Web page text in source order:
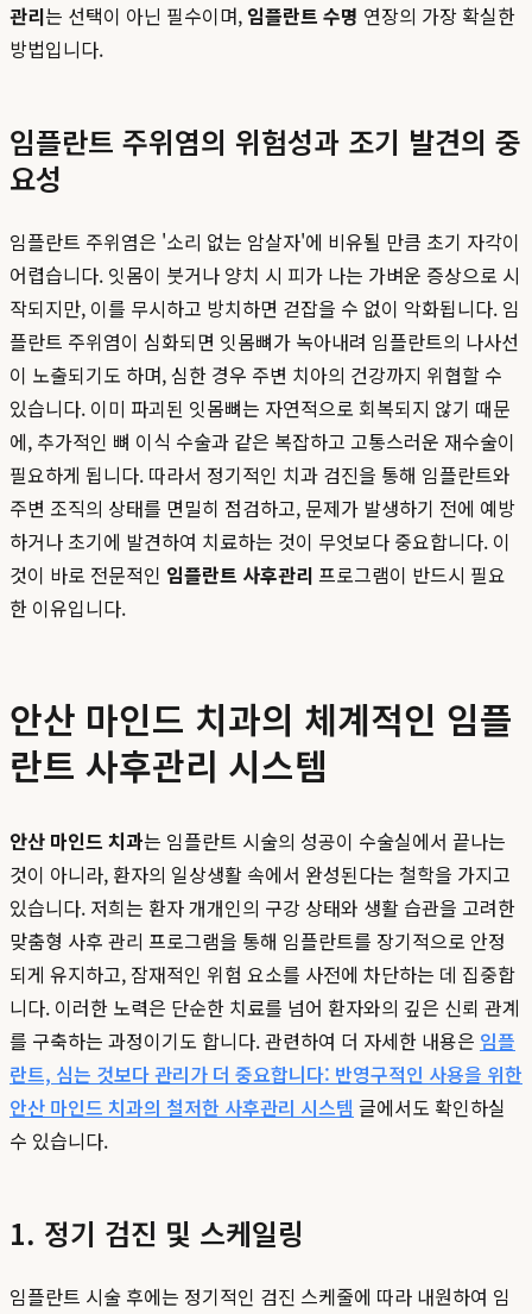
관리는 선택이 아닌 필수이며, 임플란트 수명 연장의 가장 확실한
방법입니다.
임플란트 주위염의 위험성과 조기 발견의 중
요성
임플란트 주위염은 '소리 없는 암살자'에 비유될 만큼 초기 자각이
어렵습니다. 잇몸이 붓거나 양치 시 피가 나는 가벼운 증상으로 시
작되지만, 이를 무시하고 방치하면 걷잡을 수 없이 악화됩니다. 임
플란트 주위염이 심화되면 잇몸뼈가 녹아내려 임플란트의 나사선
이 노출되기도 하며, 심한 경우 주변 치아의 건강까지 위협할 수
있습니다. 이미 파괴된 잇몸뼈는 자연적으로 회복되지 않기 때문
에, 추가적인 뼈 이식 수술과 같은 복잡하고 고통스러운 재수술이
필요하게 됩니다. 따라서 정기적인 치과 검진을 통해 임플란트와
주변 조직의 상태를 면밀히 점검하고, 문제가 발생하기 전에 예방
하거나 초기에 발견하여 치료하는 것이 무엇보다 중요합니다. 이
것이 바로 전문적인 임플란트 사후관리 프로그램이 반드시 필요
한 이유입니다.
안산 마인드 치과의 체계적인 임플
란트 사후관리 시스템
안산 마인드 치과는 임플란트 시술의 성공이 수술실에서 끝나는
것이 아니라, 환자의 일상생활 속에서 완성된다는 철학을 가지고
있습니다. 저희는 환자 개개인의 구강 상태와 생활 습관을 고려한
맞춤형 사후 관리 프로그램을 통해 임플란트를 장기적으로 안정
되게 유지하고, 잠재적인 위험 요소를 사전에 차단하는 데 집중합
니다. 이러한 노력은 단순한 치료를 넘어 환자와의 깊은 신뢰 관계
를 구축하는 과정이기도 합니다. 관련하여 더 자세한 내용은 임플
란트, 심는 것보다 관리가 더 중요합니다: 반영구적인 사용을 위한
안산 마인드 치과의 철저한 사후관리 시스템 글에서도 확인하실
수 있습니다.
1. 정기 검진 및 스케일링
임플란트 시술 후에는 정기적인 검진 스케줄에 따라 내원하여 임